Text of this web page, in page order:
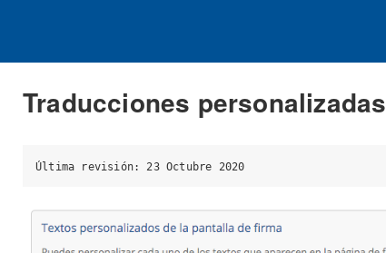
Traducciones personalizadas